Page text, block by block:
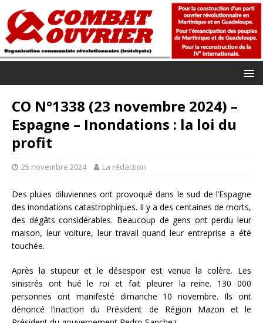
CO N°1338 (23 novembre 2024) –
Espagne – Inondations : la loi du
profit
25 novembre 2024 La rédaction
Des pluies diluviennes ont provoqué dans le sud de l’Espagne
des inondations catastrophiques. Il y a des centaines de morts,
des dégâts considérables. Beaucoup de gens ont perdu leur
maison, leur voiture, leur travail quand leur entreprise a été
touchée.
Après la stupeur et le désespoir est venue la colère. Les
sinistrés ont hué le roi et fait pleurer la reine. 130 000
personnes ont manifesté dimanche 10 novembre. Ils ont
dénoncé l’inaction du Président de Région Mazon et le